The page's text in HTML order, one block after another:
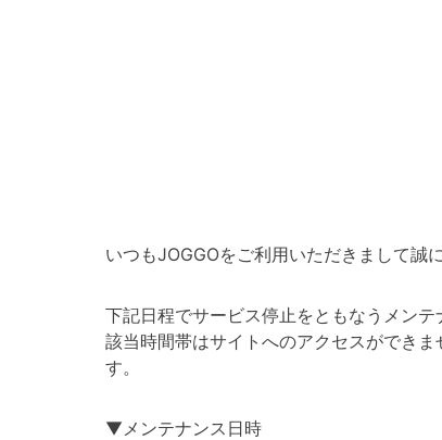
いつもJOGGOをご利用いただきまして誠
下記日程でサービス停止をともなうメンテ
該当時間帯はサイトへのアクセスができ
す。
▼メンテナンス日時